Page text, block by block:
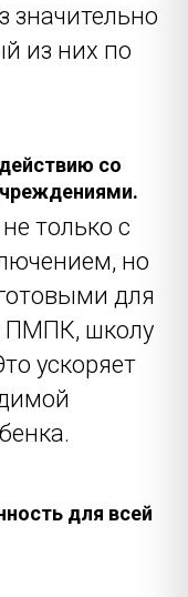
значительно
из них по
со
только с
но
для
ПМПК, школу
ускоряет
для всей